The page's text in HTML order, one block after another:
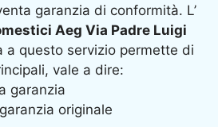
garanzia di conformità. L’
Aeg Via Padre Luigi
a questo servizio permette di
vale a dire:
garanzia
originale